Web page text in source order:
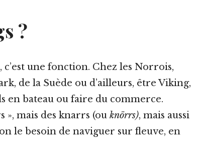
?
une fonction. Chez les Norrois,
de la Suède ou d’ailleurs, être Viking,
en bateau ou faire du commerce.
», mais des knarrs (ou knörrs), mais aussi
le besoin de naviguer sur fleuve, en